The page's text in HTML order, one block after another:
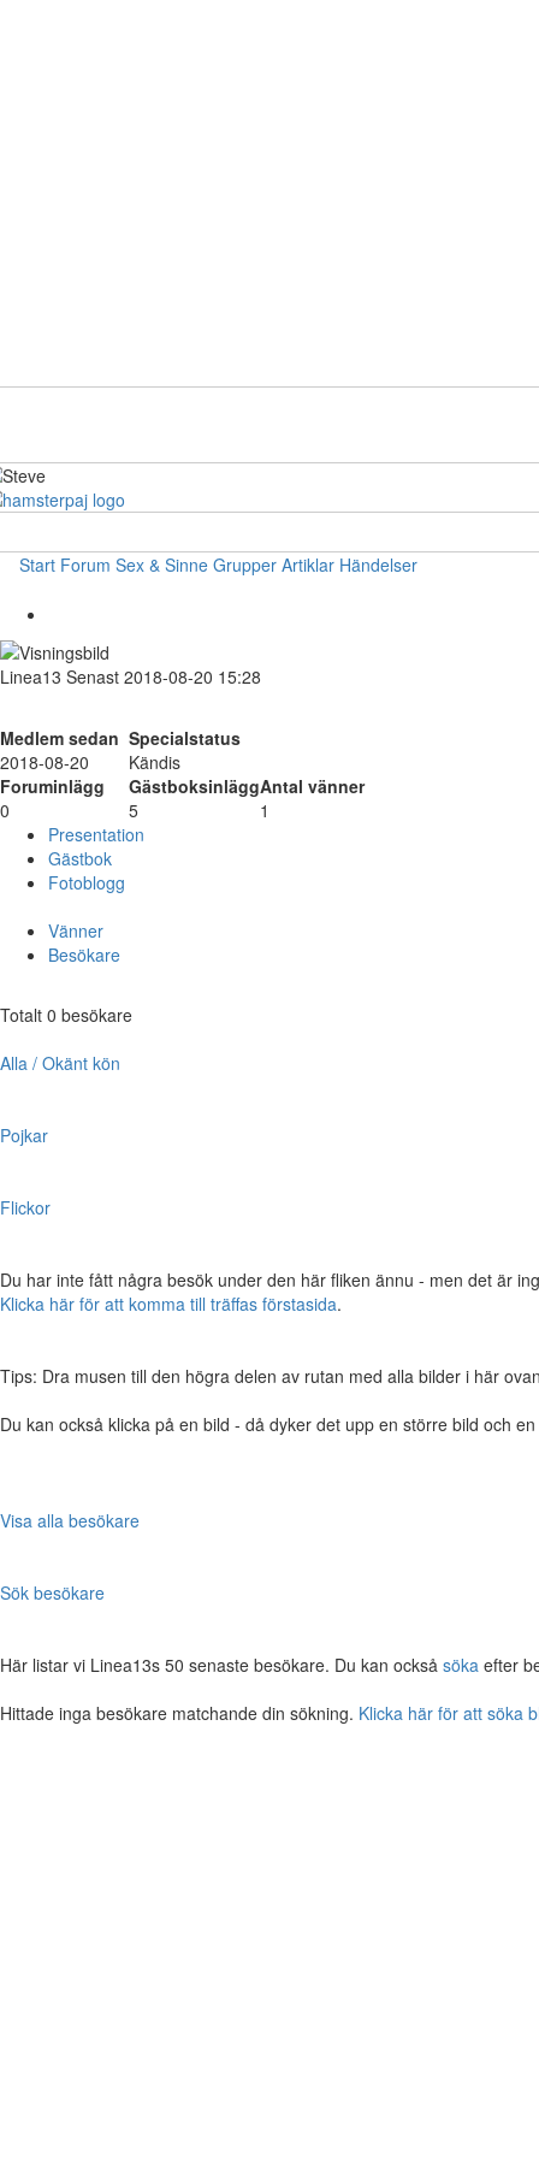
Start Forum Sex & Sinne Grupper Artiklar Händelser
Linea13 Senast 2018-08-20 15:28
Medlem sedan Specialstatus
2018-08-20
Kändis
Foruminlägg
GästboksinläggAntal vänner
0
5
1
Presentation
Gästbok
Fotoblogg
Vänner
Besökare
Totalt 0 besökare
Alla / Okänt kön
Pojkar
Flickor
Du har inte fått några besök under den här fliken ännu - men det är
Klicka här för att komma till träffas förstasida.
Tips: Dra musen till den högra delen av rutan med alla bilder i här
Du kan också klicka på en bild - då dyker det upp en större bild och
Visa alla besökare
Sök besökare
Här listar vi Linea13s 50 senaste besökare. Du kan också söka efter
Hittade inga besökare matchande din sökning. Klicka här för att söka